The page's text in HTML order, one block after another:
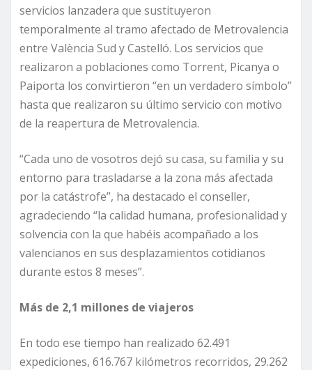
servicios lanzadera que sustituyeron
temporalmente al tramo afectado de Metrovalencia
entre València Sud y Castelló. Los servicios que
realizaron a poblaciones como Torrent, Picanya o
Paiporta los convirtieron “en un verdadero símbolo”
hasta que realizaron su último servicio con motivo
de la reapertura de Metrovalencia.
“Cada uno de vosotros dejó su casa, su familia y su
entorno para trasladarse a la zona más afectada
por la catástrofe”, ha destacado el conseller,
agradeciendo “la calidad humana, profesionalidad y
solvencia con la que habéis acompañado a los
valencianos en sus desplazamientos cotidianos
durante estos 8 meses”.
Más de 2,1 millones de viajeros
En todo ese tiempo han realizado 62.491
expediciones, 616.767 kilómetros recorridos, 29.262